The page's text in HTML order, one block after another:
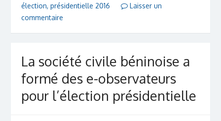
élection, présidentielle 2016
Laisser un
commentaire
La société civile béninoise a
formé des e-observateurs
pour l’élection présidentielle